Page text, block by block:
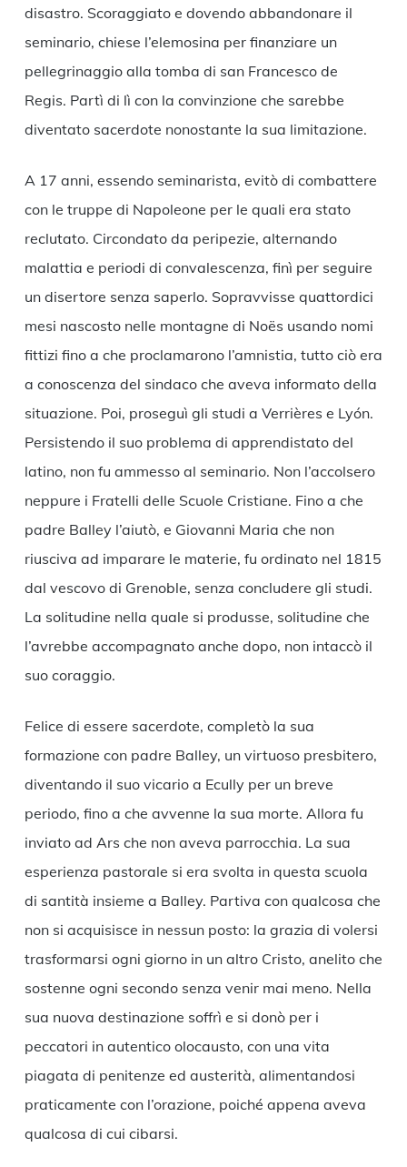
disastro. Scoraggiato e dovendo abbandonare il
seminario, chiese l’elemosina per finanziare un
pellegrinaggio alla tomba di san Francesco de
Regis. Partì di lì con la convinzione che sarebbe
diventato sacerdote nonostante la sua limitazione.
A 17 anni, essendo seminarista, evitò di combattere
con le truppe di Napoleone per le quali era stato
reclutato. Circondato da peripezie, alternando
malattia e periodi di convalescenza, finì per seguire
un disertore senza saperlo. Sopravvisse quattordici
mesi nascosto nelle montagne di Noës usando nomi
fittizi fino a che proclamarono l’amnistia, tutto ciò era
a conoscenza del sindaco che aveva informato della
situazione. Poi, proseguì gli studi a Verrières e Lyón.
Persistendo il suo problema di apprendistato del
latino, non fu ammesso al seminario. Non l’accolsero
neppure i Fratelli delle Scuole Cristiane. Fino a che
padre Balley l’aiutò, e Giovanni Maria che non
riusciva ad imparare le materie, fu ordinato nel 1815
dal vescovo di Grenoble, senza concludere gli studi.
La solitudine nella quale si produsse, solitudine che
l’avrebbe accompagnato anche dopo, non intaccò il
suo coraggio.
Felice di essere sacerdote, completò la sua
formazione con padre Balley, un virtuoso presbitero,
diventando il suo vicario a Ecully per un breve
periodo, fino a che avvenne la sua morte. Allora fu
inviato ad Ars che non aveva parrocchia. La sua
esperienza pastorale si era svolta in questa scuola
di santità insieme a Balley. Partiva con qualcosa che
non si acquisisce in nessun posto: la grazia di volersi
trasformarsi ogni giorno in un altro Cristo, anelito che
sostenne ogni secondo senza venir mai meno. Nella
sua nuova destinazione soffrì e si donò per i
peccatori in autentico olocausto, con una vita
piagata di penitenze ed austerità, alimentandosi
praticamente con l’orazione, poiché appena aveva
qualcosa di cui cibarsi.